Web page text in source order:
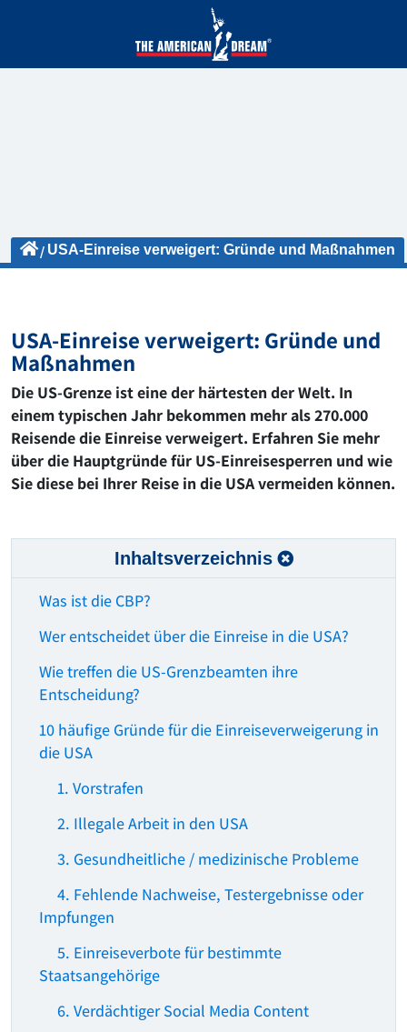
USA-Einreise verweigert: Gründe und Maßnahmen
USA-Einreise verweigert: Gründe und
Maßnahmen
Die US-Grenze ist eine der härtesten der Welt. In
einem typischen Jahr bekommen mehr als 270.000
Reisende die Einreise verweigert. Erfahren Sie mehr
über die Hauptgründe für US-Einreisesperren und wie
Sie diese bei Ihrer Reise in die USA vermeiden können.
Inhaltsverzeichnis
Was ist die CBP?
Wer entscheidet über die Einreise in die USA?
Wie treffen die US-Grenzbeamten ihre
Entscheidung?
10 häufige Gründe für die Einreiseverweigerung in
die USA
1. Vorstrafen
2. Illegale Arbeit in den USA
3. Gesundheitliche / medizinische Probleme
4. Fehlende Nachweise, Testergebnisse oder
Impfungen
5. Einreiseverbote für bestimmte
Staatsangehörige
6. Verdächtiger Social Media Content